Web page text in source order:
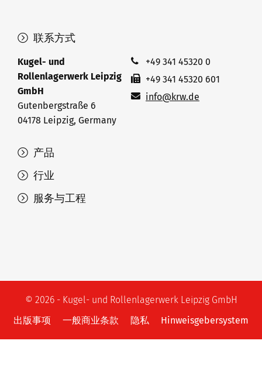
产品
行业
服务与工程
联系方式
Kugel- und
Rollenlagerwerk Leipzig
GmbH
Gutenbergstraße 6
04178 Leipzig, Germany
+49 341 45320 0
+49 341 45320 601
info@krw.de
© 2026 - Kugel- und Rollenlagerwerk Leipzig GmbH
出版事项
一般商业条款 隐私 Hinweisgebersystem